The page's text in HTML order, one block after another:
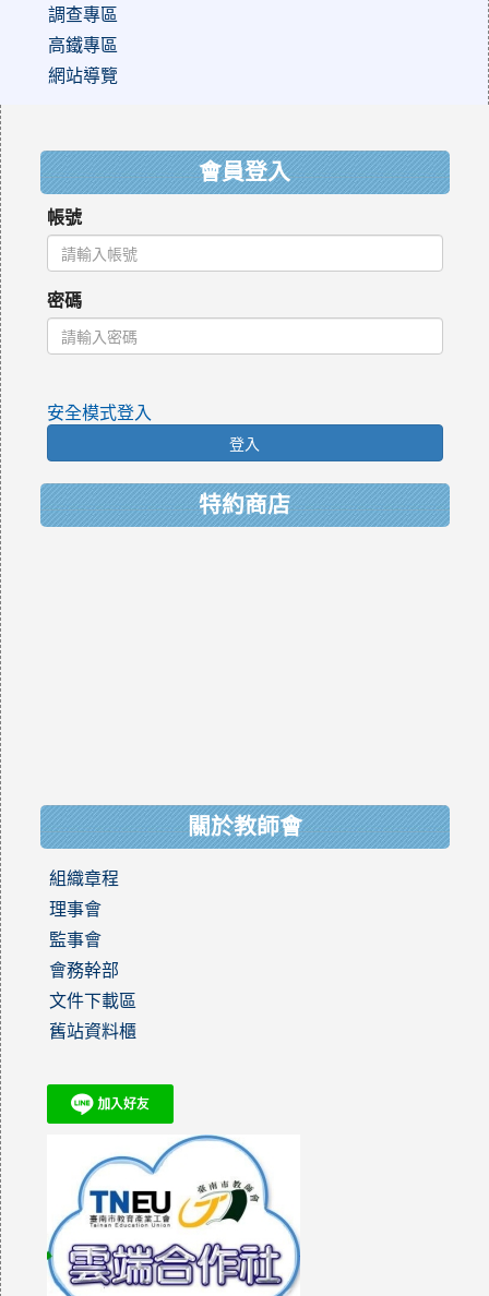
調查專區
高鐵專區
網站導覽
會員登入
帳號
密碼
安全模式登入
登入
特約商店
關於教師會
組織章程
理事會
監事會
會務幹部
文件下載區
舊站資料櫃